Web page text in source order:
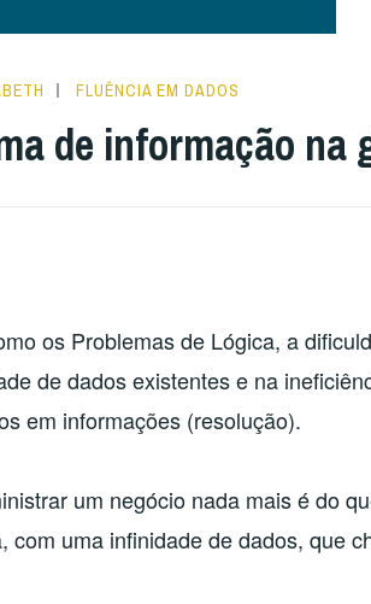
FLUÊNCIA EM DADOS
de informação na
os Problemas de Lógica, a
de dados existentes e na
em informações (resolução).
um negócio nada mais é do
com uma infinidade de dados, que